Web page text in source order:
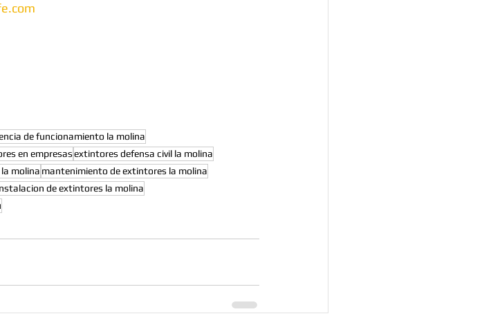
de funcionamiento la molina
en empresasextintores defensa civil la molina
molina mantenimiento de extintores la molina
de extintores la molina